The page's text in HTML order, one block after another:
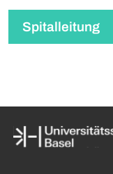
Spitalleitung